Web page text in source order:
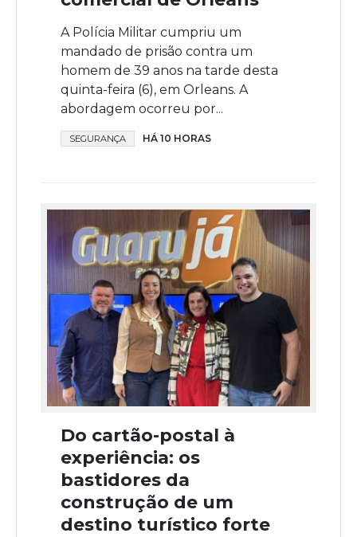
A Polícia Militar cumpriu um
mandado de prisão contra um
homem de 39 anos na tarde desta
quinta-feira (6), em Orleans. A
abordagem ocorreu por...
SEGURANÇA HÁ 10 HORAS
Do cartão-postal à
experiência: os
bastidores da
construção de um
destino turístico forte